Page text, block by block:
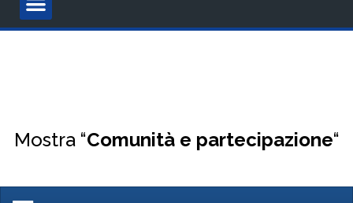
Mostra “Comunità e partecipazione“